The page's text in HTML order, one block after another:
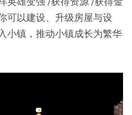
可以建设、升级房屋与设
小镇，推动小镇成长为繁华